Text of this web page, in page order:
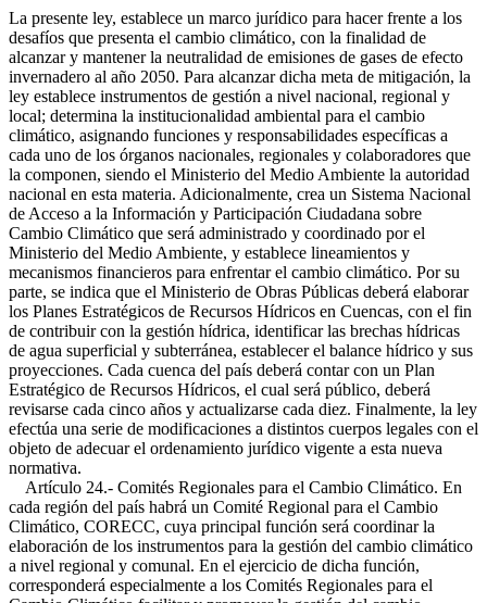
La presente ley, establece un marco jurídico para hacer frente a los
desafíos que presenta el cambio climático, con la finalidad de
alcanzar y mantener la neutralidad de emisiones de gases de efecto
invernadero al año 2050. Para alcanzar dicha meta de mitigación, la
ley establece instrumentos de gestión a nivel nacional, regional y
local; determina la institucionalidad ambiental para el cambio
climático, asignando funciones y responsabilidades específicas a
cada uno de los órganos nacionales, regionales y colaboradores que
la componen, siendo el Ministerio del Medio Ambiente la autoridad
nacional en esta materia. Adicionalmente, crea un Sistema Nacional
de Acceso a la Información y Participación Ciudadana sobre
Cambio Climático que será administrado y coordinado por el
Ministerio del Medio Ambiente, y establece lineamientos y
mecanismos financieros para enfrentar el cambio climático. Por su
parte, se indica que el Ministerio de Obras Públicas deberá elaborar
los Planes Estratégicos de Recursos Hídricos en Cuencas, con el fin
de contribuir con la gestión hídrica, identificar las brechas hídricas
de agua superficial y subterránea, establecer el balance hídrico y sus
proyecciones. Cada cuenca del país deberá contar con un Plan
Estratégico de Recursos Hídricos, el cual será público, deberá
revisarse cada cinco años y actualizarse cada diez. Finalmente, la ley
efectúa una serie de modificaciones a distintos cuerpos legales con el
objeto de adecuar el ordenamiento jurídico vigente a esta nueva
normativa.
Artículo 24.- Comités Regionales para el Cambio Climático. En
cada región del país habrá un Comité Regional para el Cambio
Climático, CORECC, cuya principal función será coordinar la
elaboración de los instrumentos para la gestión del cambio climático
a nivel regional y comunal. En el ejercicio de dicha función,
corresponderá especialmente a los Comités Regionales para el